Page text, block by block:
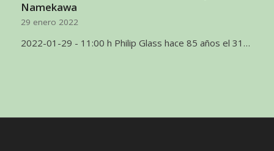
Namekawa
29 enero 2022
2022-01-29 - 11:00 h Philip Glass hace 85 años el 31…